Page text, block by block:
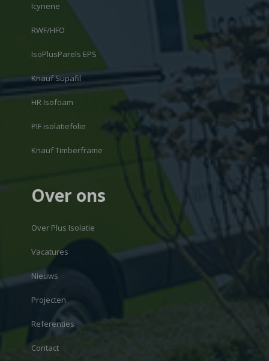
Icynene
RWF/HFO
IsoPlusParels EPS
Knauf Supafil
HR Isofoam
PIF isolatiefolie
Knauf Timberframe
Over ons
Over Plus Isolatie
Vacatures
Nieuws
Projecten
Referenties
Contact